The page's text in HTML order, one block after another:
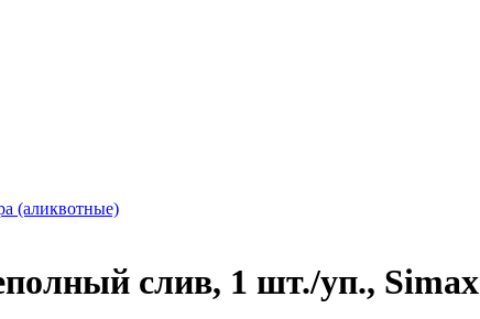
(аликвотные)
слив, 1 шт./уп., Simax